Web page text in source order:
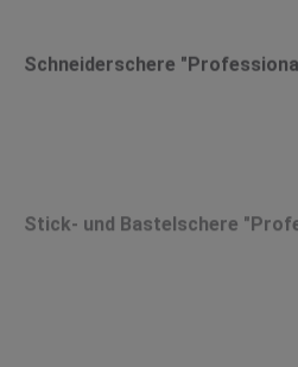
Schneiderschere
Stick- und Bastelschere